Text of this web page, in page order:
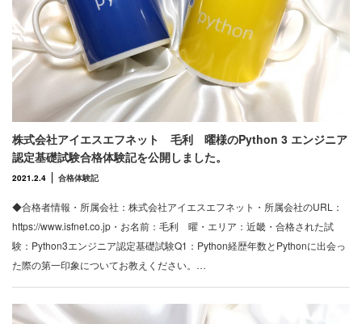
株式会社アイエスエフネット 毛利 曜様のPython 3 エンジニア
認定基礎試験合格体験記を公開しました。
2021.2.4 合格体験記
◆合格者情報・所属会社：株式会社アイエスエフネット・所属会社のURL：
https://www.isfnet.co.jp・お名前：毛利 曜・エリア：近畿・合格された試
験：Python3エンジニア認定基礎試験Q1：Python経歴年数とPythonに出会っ
た際の第一印象についてお教えください。…